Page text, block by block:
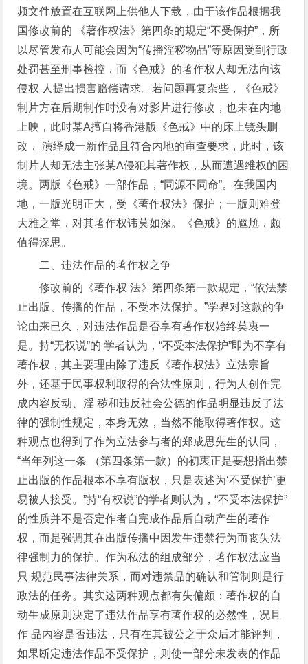
频文件放置在互联网上供他人下载，由于该作品根据我
国修改前的 《著作权法》第四条的规定“不受保护”，所
以尽管发布人可能会因为“传播淫秽物品”等原因受到行政
处罚甚至刑事检控，而《色戒》的著作权人却无法向该
侵权 人提出损害赔偿请求。若问题再复杂些，《色戒》
制片方在后期制作时没有对影片进行修改，也未在内地
上映，此时某A擅自将香港版《色戒》中的床上镜头删
改， 演绎成一新作品且符合内地的审查要求，此时，该
制片人却无法主张某A侵犯其著作权，从而遭遇维权的困
境。两版《色戒》一部作品，“同源不同命”。在我国内
地，一版光明正大，受《著作权法》保护；一版则难登
大雅之堂，对其著作权讳莫如深。《色戒》的尴尬，颇
值得深思。
二、违法作品的著作权之争
修改前的《著作权 法》第四条第一款规定，“依法禁
止出版、传播的作品，不受本法保护。”学界对这款的争
论由来已久，对违法作品是否享有著作权始终莫衷一
是。持“无权说”的 学者认为，“不受本法保护”即为不享有
著作权，其主要理由除了违反《著作权法》立法宗旨
外，还基于民事权利取得的合法性原则，行为人创作完
成内容反动、淫 秽和违反社会公德的作品明显违反了法
律的强制性规定，本身无效，当然不能取得著作权。这
种观点也得到了作为立法参与者的郑成思先生的认同，
“当年列这一条 （第四条第一款）的初衷正是要想指出禁
止出版的作品根本不享有版权，只是表述为‘不受保护’更
易被人接受。”持“有权说”的学者则认为，“不受本法保护”
的性质并不是否定作者自完成作品后自动产生的著作
权，而是强调其在出版传播中因发生违禁行为而丧失法
律强制力的保护。作为私法的组成部分，著作权法应当
只 规范民事法律关系，而对违禁品的确认和管制则是行
政法的任务。其实这两种观点都有失偏颇：著作权的自
动生成原则决定了违法作品享有著作权的必然性，况且
作 品内容是否违法，只有在其被公之于众后才能评判，
如果断定违法作品不受保护，则使一部分未发表的作品